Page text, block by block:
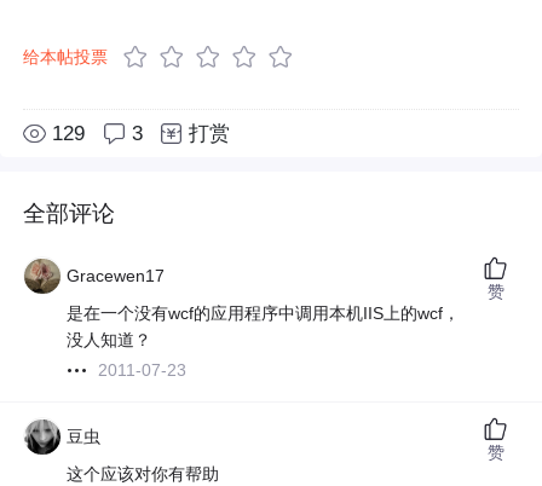
给本帖投票
129 3 打赏
全部评论
Gracewen17
是在一个没有wcf的应用程序中调用本机IIS上的wcf，
没人知道？
2011-07-23
赞
豆虫
这个应该对你有帮助
赞